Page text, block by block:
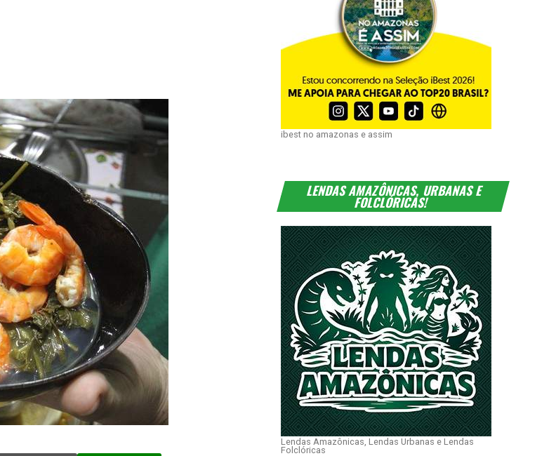
ibest no amazonas e assim
LENDAS AMAZÔNICAS, URBANAS E
FOLCLÓRICAS!
Lendas Amazônicas, Lendas Urbanas e Lendas
Folclóricas